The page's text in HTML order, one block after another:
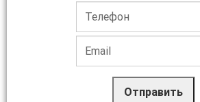
Отправить